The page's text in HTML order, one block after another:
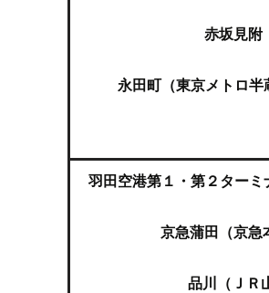
赤坂見附
永田町（東京メトロ
羽田空港第１・第２ター
京急蒲田（京急
品川（ＪＲ